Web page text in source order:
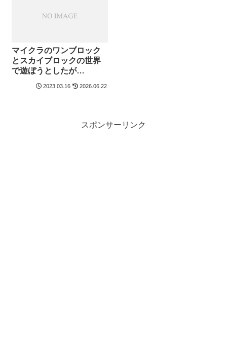
マイクラのワンブロック
とスカイブロックの世界
で遊ぼうとしたが…
2023.03.16 2026.06.22
スポンサーリンク